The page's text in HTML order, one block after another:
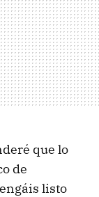
que lo
de
listo